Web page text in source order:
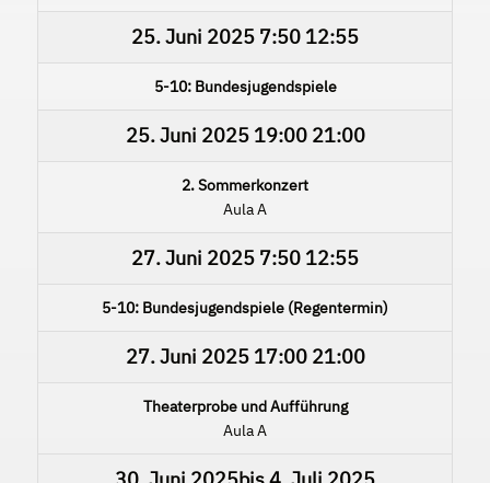
25. Juni 2025 7:50 12:55
5-10: Bundesjugendspiele
25. Juni 202519:00 21:00
2. Sommerkonzert
Aula A
27. Juni 2025 7:50 12:55
5-10: Bundesjugendspiele (Regentermin)
27. Juni 202517:00 21:00
Theaterprobe und Aufführung
Aula A